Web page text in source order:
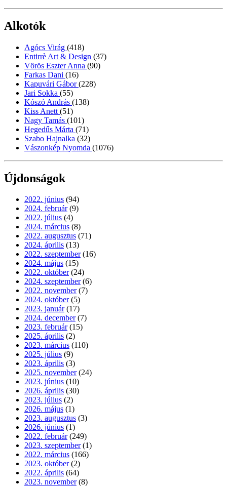
Alkotók
Agócs Virág (418)
Entirrè Art & Design (37)
Vörös Eszter Anna (90)
Farkas Dani (16)
Kapuvári Gábor(228)
Jari Sokka (55)
Kószó András (138)
Kiss Anett (51)
Nagy Tamás (101)
Hegedűs Márta (71)
Szabo Hajnalka (32)
Vászonkép Nyomda (1076)
Újdonságok
2022. június (94)
2024. február (9)
2022. július (4)
2024. március (8)
2022. augusztus (71)
2024. április (13)
2022. szeptember (16)
2024. május (15)
2022. október (24)
2024. szeptember (6)
2022. november (7)
2024. október (5)
2023. január (17)
2024. december (7)
2023. február (15)
2025. április (2)
2023. március (110)
2025. július (9)
2023. április (3)
2025. november (24)
2023. június (10)
2026. április (30)
2023. július (2)
2026. május (1)
2023. augusztus (3)
2026. június (1)
2022. február (249)
2023. szeptember (1)
2022. március (166)
2023. október (2)
2022. április (64)
2023. november (8)